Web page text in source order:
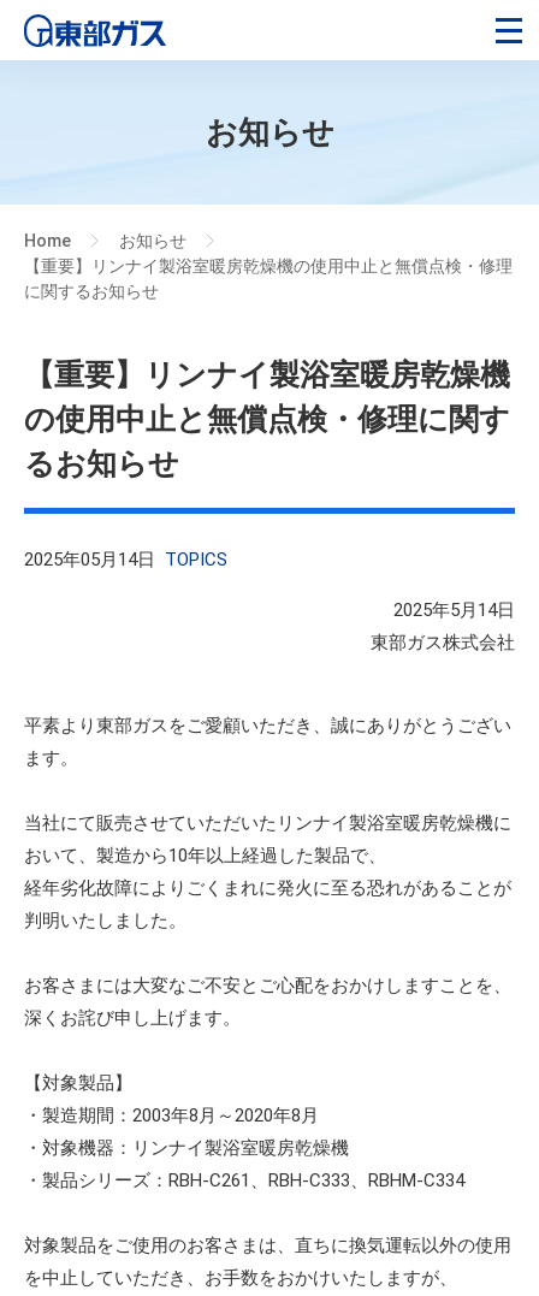
お知らせ
Home お知らせ
【重要】リンナイ製浴室暖房乾燥機の使用中止と無償点検・修理
に関するお知らせ
【重要】リンナイ製浴室暖房乾燥機
の使用中止と無償点検・修理に関す
るお知らせ
2025年05月14日 TOPICS
2025年5月14日
東部ガス株式会社
平素より東部ガスをご愛顧いただき、誠にありがとうござい
ます。
当社にて販売させていただいたリンナイ製浴室暖房乾燥機に
おいて、製造から10年以上経過した製品で、
経年劣化故障によりごくまれに発火に至る恐れがあることが
判明いたしました。
お客さまには大変なご不安とご心配をおかけしますことを、
深くお詫び申し上げます。
【対象製品】
・製造期間：2003年8月～2020年8月
・対象機器：リンナイ製浴室暖房乾燥機
・製品シリーズ：RBH-C261、RBH-C333、RBHM-C334
対象製品をご使用のお客さまは、直ちに換気運転以外の使用
を中止していただき、お手数をおかけいたしますが、